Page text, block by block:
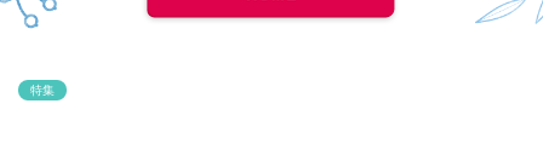
特集